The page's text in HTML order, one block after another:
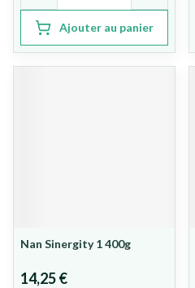
Ajouter au panier
Nan Sinergity 1 400g
14,25 €